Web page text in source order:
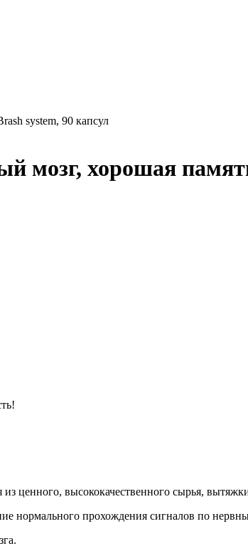
system, 90 капсул
хорошая
высококачественного сырья,
нормального прохождения сигналов по